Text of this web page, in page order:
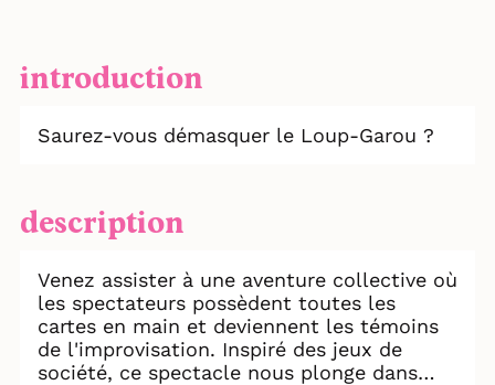
introduction
Saurez-vous démasquer le Loup-Garou ?
description
Venez assister à une aventure collective où
les spectateurs possèdent toutes les
cartes en main et deviennent les témoins
de l'improvisation. Inspiré des jeux de
société, ce spectacle nous plonge dans